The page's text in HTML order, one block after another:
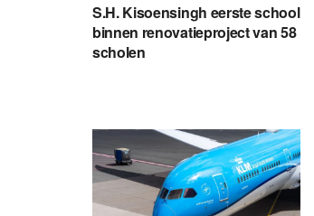
S.H. Kisoensingh eerste school
binnen renovatieproject van 58
scholen